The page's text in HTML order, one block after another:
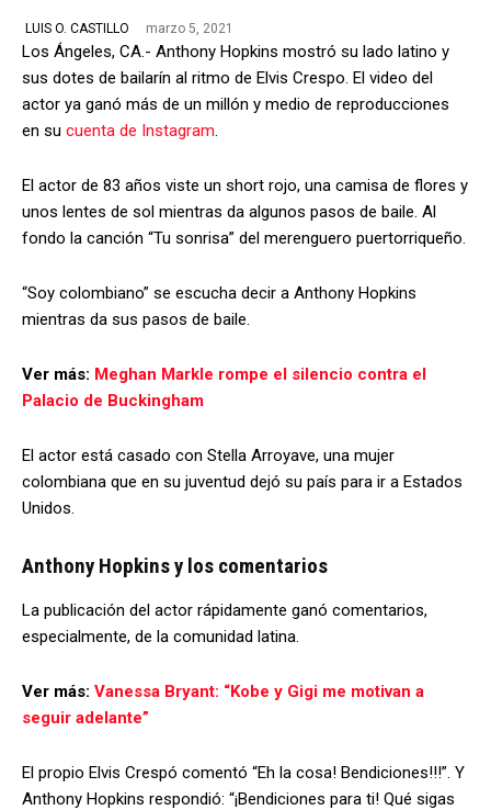
LUIS O. CASTILLO marzo 5, 2021
Los Ángeles, CA.- Anthony Hopkins mostró su lado latino y
sus dotes de bailarín al ritmo de Elvis Crespo. El video del
actor ya ganó más de un millón y medio de reproducciones
en su cuenta de Instagram
El actor de 83 años viste un short rojo, una camisa de flores y
unos lentes de sol mientras da algunos pasos de baile. Al
fondo la canción “Tu sonrisa” del merenguero puertorriqueño.
“Soy colombiano” se escucha decir a Anthony Hopkins
mientras da sus pasos de baile.
Ver más: Meghan Markle rompe el silencio contra el
Palacio de Buckingham
El actor está casado con Stella Arroyave, una mujer
colombiana que en su juventud dejó su país para ir a Estados
Unidos.
Anthony Hopkins y los comentarios
La publicación del actor rápidamente ganó comentarios,
especialmente, de la comunidad latina.
Ver más: Vanessa Bryant: “Kobe y Gigi me motivan a
seguir adelante”
El propio Elvis Crespó comentó “Eh la cosa! Bendiciones!!!”. Y
Anthony Hopkins respondió: “¡Bendiciones para ti! Qué sigas